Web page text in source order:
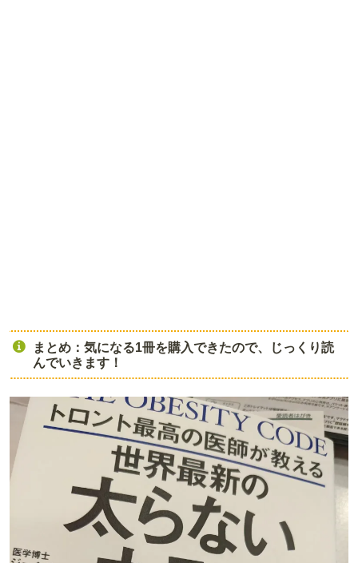
まとめ：気になる1冊を購入できたので、じっくり読
んでいきます！